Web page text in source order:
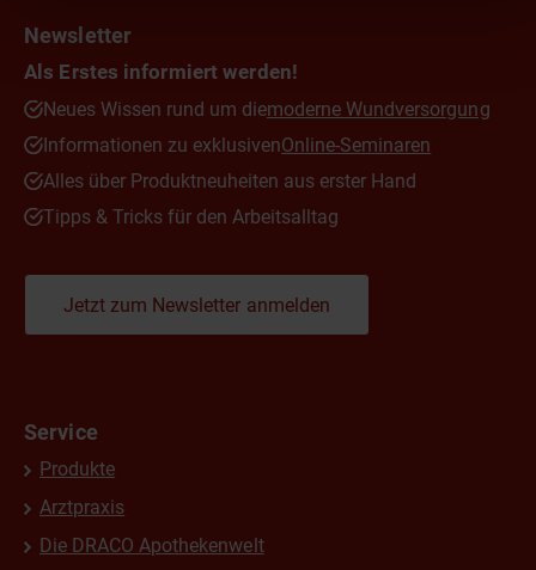
Newsletter
Als Erstes informiert werden!
Neues Wissen rund um diemoderne Wundversorgung
Informationen zu exklusivenOnline-Seminaren
Alles über Produktneuheiten aus erster Hand
Tipps & Tricks für den Arbeitsalltag
Jetzt zum Newsletter anmelden
Service
Produkte
Arztpraxis
Die DRACO Apothekenwelt